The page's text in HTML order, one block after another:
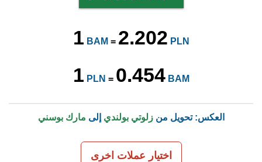
1 BAM = 2.202 PLN
1 PLN = 0.454 BAM
العكس: تحويل منزلوتي بولندي إلى مارك بوسني
اختيار عملات اخرى